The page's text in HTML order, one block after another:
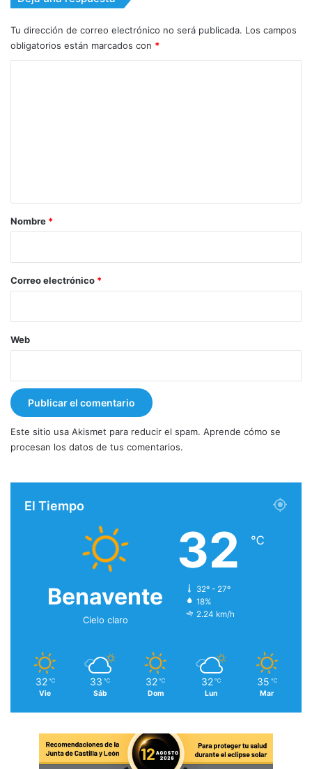
Tu dirección de correo electrónico no será publicada. Los campos
obligatorios están marcados con *
r
*
Nombre *
Correo electrónico *
Web
Este sitio usa Akismet para reducir el spam. Aprende cómo se
procesan los datos de tus comentarios.
El Tiempo
Benavente
Cielo claro
32 ℃
32º - 27º
18%
2.24 km/h
32 ℃
Vie
33 ℃
Sáb
32 ℃
Dom
32 ℃
Lun
35 ℃
Mar